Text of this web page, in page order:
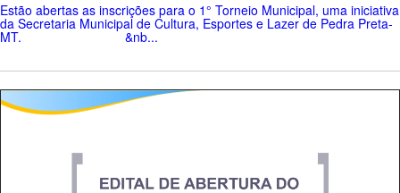
Estão abertas as inscrições para o 1° Torneio Municipal, uma iniciativa
da Secretaria Municipal de Cultura, Esportes e Lazer de Pedra Preta-
MT. &nb...